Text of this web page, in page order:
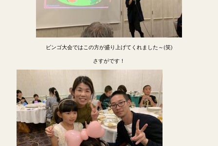
ビンゴ大会ではこの方が盛り上げてくれました～(笑)
さすがです！